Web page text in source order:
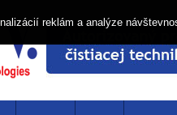
reklám a analýze